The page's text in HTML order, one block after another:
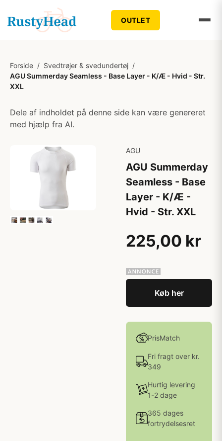
OUTLET
Forside / Svedtrøjer & svedundertøj /
AGU Summerday Seamless - Base Layer - K/Æ - Hvid - Str.
XXL
Dele af indholdet på denne side kan være genereret
med hjælp fra AI.
AGU
AGU Summerday
Seamless - Base
Layer - K/Æ -
Hvid - Str. XXL
225,00 kr
Køb her
PrisMatch
Fri fragt over kr.
349
Hurtig levering
1-2 dage
365 dages
fortrydelsesret